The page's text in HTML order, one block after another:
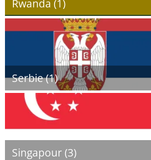
Rwanda (1)
Serbie (1)
Singapour (3)